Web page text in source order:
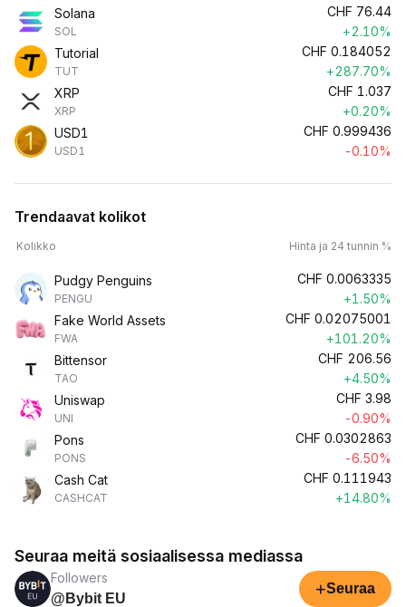
Solana
SOL
CHF 76.44
+2.10%
Tutorial
TUT
CHF 0.184052
+287.70%
XRP
XRP
CHF 1.037
+0.20%
USD1
USD1
CHF 0.999436
-0.10%
Trendaavat kolikot
Kolikko Hinta ja 24 tunnin %
Pudgy Penguins
PENGU
CHF 0.0063335
+1.50%
Fake World Assets
FWA
CHF 0.02075001
+101.20%
Bittensor
TAO
CHF 206.56
+4.50%
Uniswap
UNI
CHF 3.98
-0.90%
Pons
PONS
CHF 0.0302863
-6.50%
Cash Cat
CASHCAT
CHF 0.111943
+14.80%
Seuraa meitä sosiaalisessa mediassa
Followers
@Bybit EU
+Seuraa